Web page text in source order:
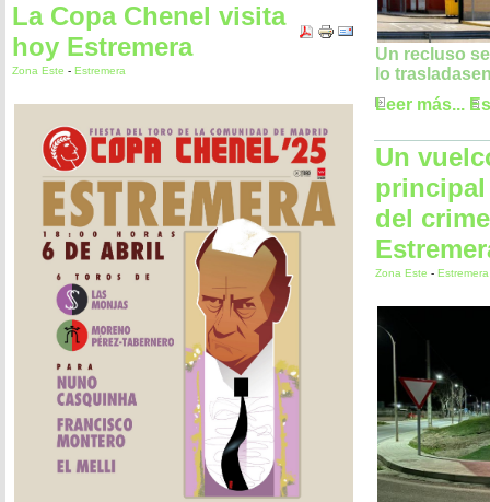
La Copa Chenel visita
hoy Estremera
Zona Este - Estremera
Un recluso
lo
Leer más...
Un
del
Zona Este - Estremera